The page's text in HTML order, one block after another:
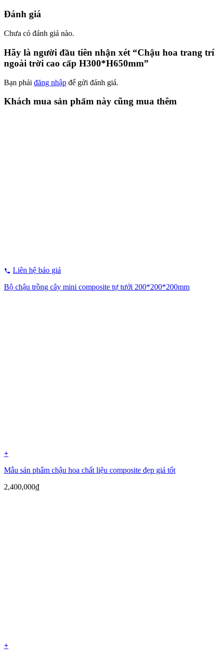
Đánh giá
Chưa có đánh giá nào.
Hãy là người đầu tiên nhận xét “Chậu hoa trang trí
ngoài trời cao cấp H300*H650mm”
Bạn phải đăng nhập để gửi đánh giá.
Khách mua sản phẩm này cũng mua thêm
Liên hệ báo giá
Bộ chậu trồng cây mini composite tự tưới 200*200*200mm
+
Mẫu sản phẩm chậu hoa chất liệu composite đẹp giá tốt
2,400,000₫
+